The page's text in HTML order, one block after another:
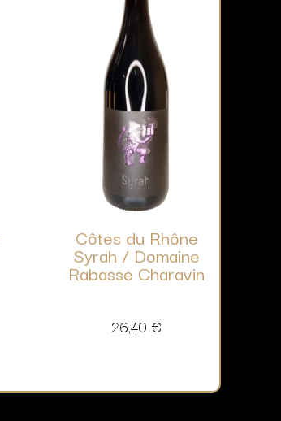
Côtes du Rhône
Syrah / Domaine
Rabasse Charavin
26,40 €